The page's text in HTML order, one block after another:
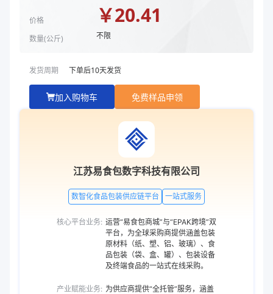
价格
数量(公斤)
￥20.41
不限
发货周期 下单后10天发货
加入购物车 免费样品申领
江苏易食包数字科技有限公司
数智化食品包装供应链平台 一站式服务
核心平台业务: 运营“易食包商城”与“EPAK跨境”双
平台，为全球采购商提供涵盖包装
原材料（纸、塑、铝、玻璃）、食
品包装（袋、盒、罐）、包装设备
及终端食品的一站式在线采购。
产业赋能业务: 为供应商提供“全托管”服务，涵盖